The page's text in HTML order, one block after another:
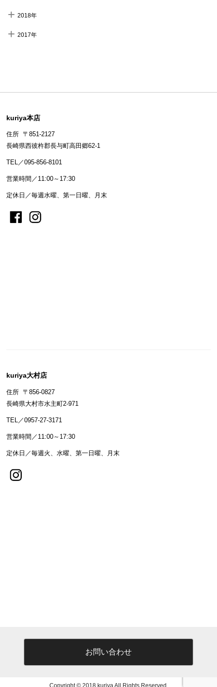
2018年
2017年
kuriya本店
住所 〒851-2127
長崎県西彼杵郡長与町高田郷62-1
TEL／095-856-8101
営業時間／11:00～17:30
定休日／毎週水曜、第一日曜、月末
kuriya大村店
住所 〒856-0827
長崎県大村市水主町2-971
TEL／0957-27-3171
営業時間／11:00～17:30
定休日／毎週火、水曜、第一日曜、月末
お問い合わせ
Copyright © 2018 kuriya All Rights Reserved.